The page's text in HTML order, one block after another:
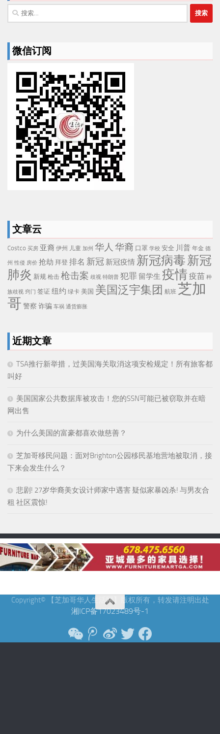
搜
索：
微信订阅
文章云
Costco 买房 亚裔 伊州 儿童 加州 华人 华裔 口罩 学校 安全 川普 年金 德
州 性侵 房价 抢劫 拜登 排名 新冠 新冠疫情 新冠病毒新冠
肺炎 新规 枪击 枪击案 歧视 特朗普 犯罪 留学生 疫情 疫苗 种
族歧视 窍门 签证 纽约 绿卡 美国 美国泛宇集团 航班 芝加
哥 警察 诈骗 车祸 通货膨胀
近期文章
TSA推行新举措，过美国海关取消这项安检规定！所有旅客都
叫好
美国国家公共数据库被攻击！您的SSN可能已被窃取并在暗
网出售
为什么美国的富豪都喜欢做慈善？
芝加哥移民问题：面对Brighton公园移民基地营地被取消，接
下来会发生什么？
悲剧! 27岁华裔美女设计师家中遇害 疑似家暴凶杀! 与男友合
租 社区震惊!
Copyright© 【芝加哥华人生活网】版权所有，转发请注明出处
湘ICP备17023489号-1